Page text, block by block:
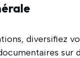
diversifiez
sur